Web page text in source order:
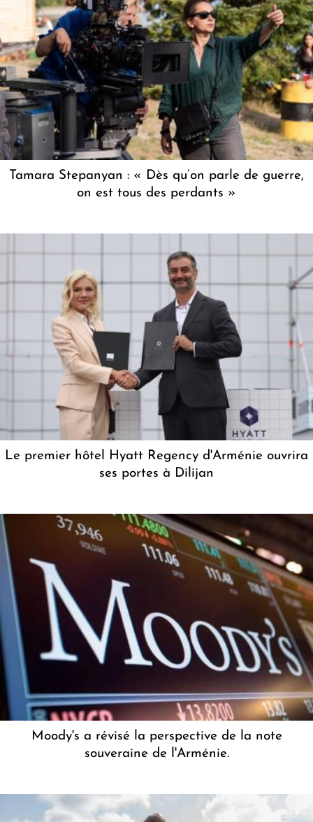
Tamara Stepanyan : « Dès qu’on parle de guerre,
on est tous des perdants »
Le premier hôtel Hyatt Regency d'Arménie ouvrira
ses portes à Dilijan
Moody's a révisé la perspective de la note
souveraine de l'Arménie.